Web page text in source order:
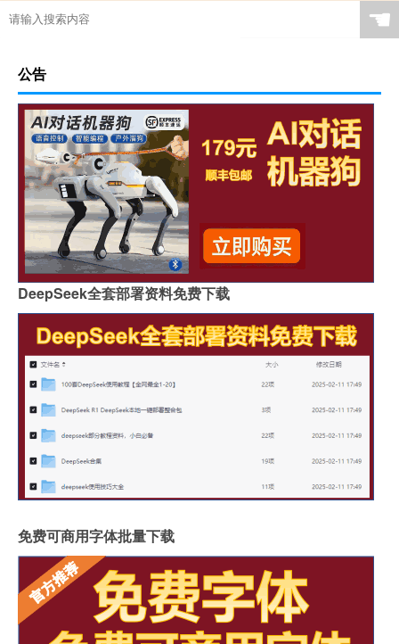
☚
公告
DeepSeek全套部署资料免费下载
免费可商用字体批量下载